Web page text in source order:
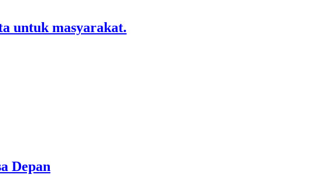
untuk masyarakat.
Depan